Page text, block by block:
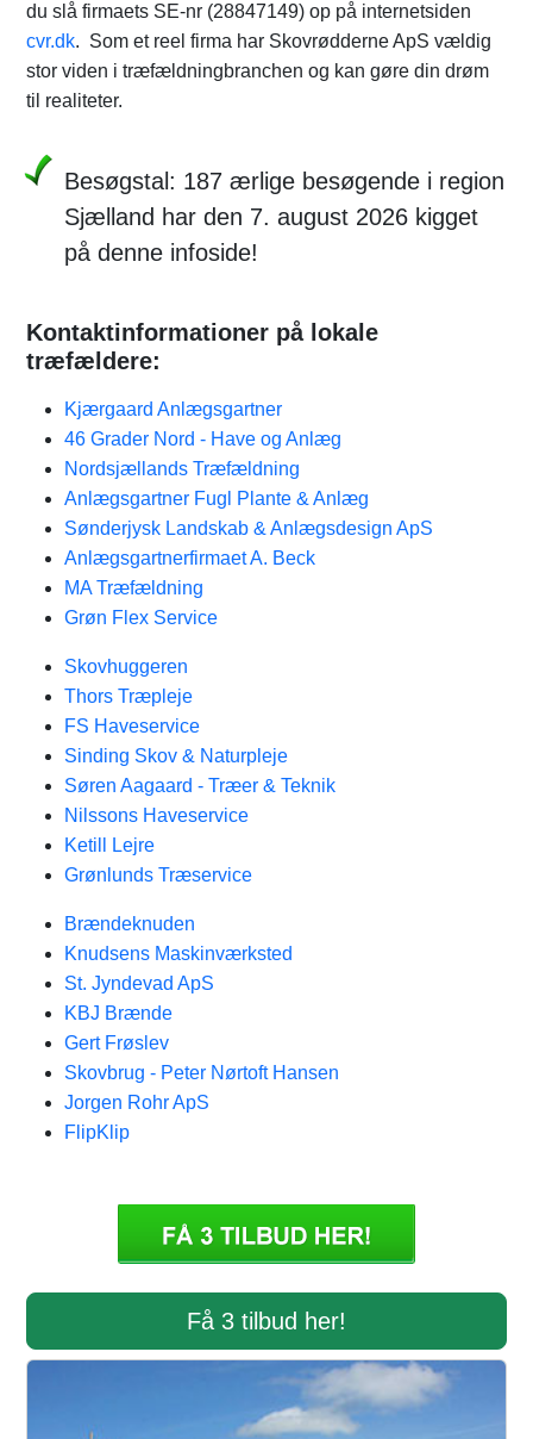
du slå firmaets SE-nr (28847149) op på internetsiden
cvr.dk. Som et reel firma har Skovrødderne ApS vældig
stor viden i træfældningbranchen og kan gøre din drøm
til realiteter.
Besøgstal: 187 ærlige besøgende i region
Sjælland har den 7. august 2026 kigget
på denne infoside!
Kontaktinformationer på lokale
træfældere:
Kjærgaard Anlægsgartner
46 Grader Nord - Have og Anlæg
Nordsjællands Træfældning
Anlægsgartner Fugl Plante & Anlæg
Sønderjysk Landskab & Anlægsdesign ApS
Anlægsgartnerfirmaet A. Beck
MA Træfældning
Grøn Flex Service
Skovhuggeren
Thors Træpleje
FS Haveservice
Sinding Skov & Naturpleje
Søren Aagaard - Træer & Teknik
Nilssons Haveservice
Ketill Lejre
Grønlunds Træservice
Brændeknuden
Knudsens Maskinværksted
St. Jyndevad ApS
KBJ Brænde
Gert Frøslev
Skovbrug - Peter Nørtoft Hansen
Jorgen Rohr ApS
FlipKlip
Få 3 tilbud her!